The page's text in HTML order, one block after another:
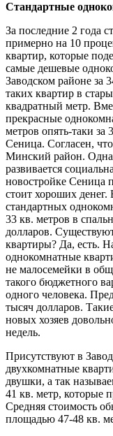
Стандартные
За последние 2 года
примерно на 10
квартир, которые
самые дешевые
Заводском районе за
таких квартир в
квадратный метр.
прекрасные
метров опять-таки за
Сеница. Согласен,
Минский район.
развивается
новостройке Сеница
стоит хороших
стандартных
33 кв. метров в
долларов.
квартиры? Да, есть.
однокомнатные
не малосемейки в
такого бюджетного
одного человека.
тысяч долларов.
новых хозяев
недель.
Присутствуют в
двухкомнатные
двушки, а так
41 кв. метр, которые
Средняя стоимость
площадью 47-48 кв.